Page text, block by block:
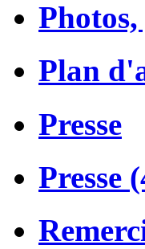
Plan
Presse
Presse